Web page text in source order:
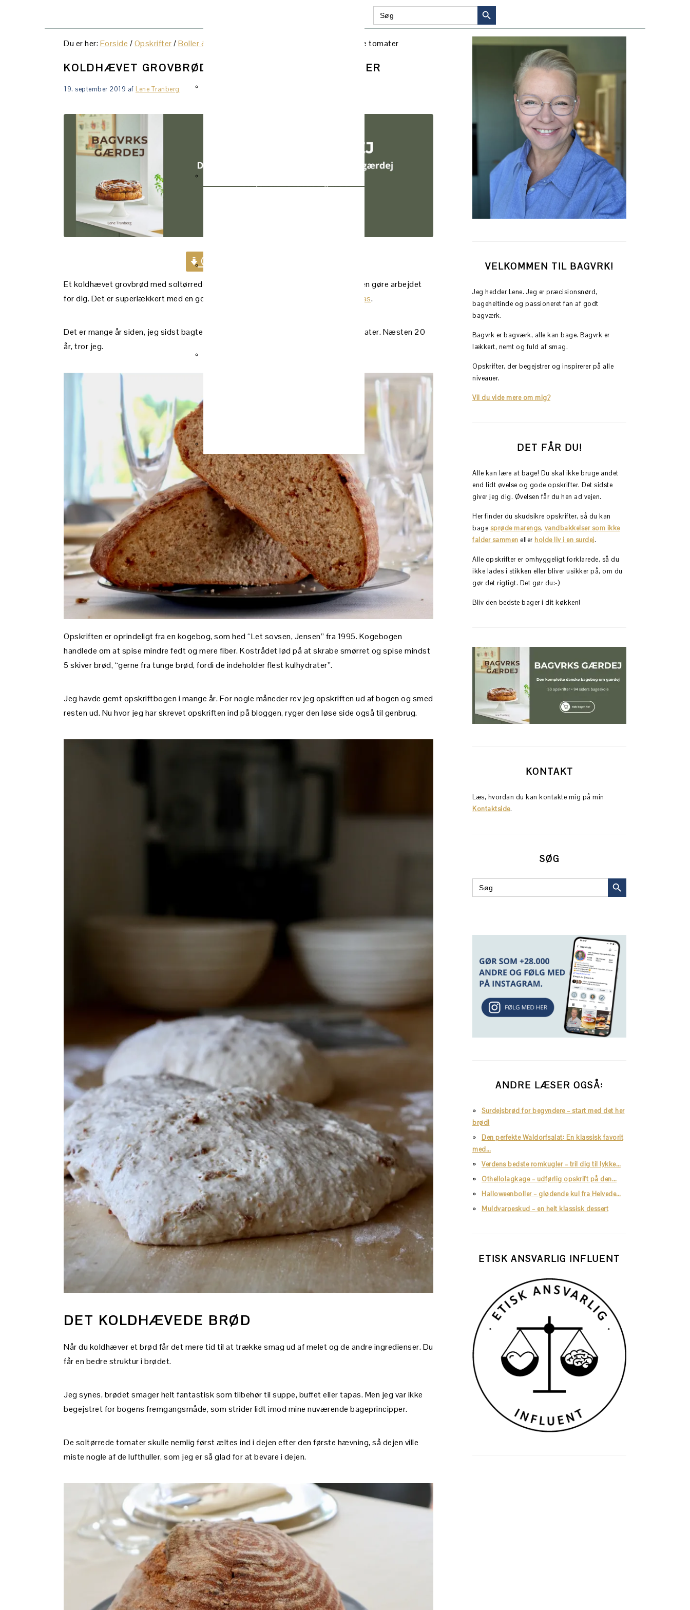
MENU:
SOCIAL
Search
for:
SEARCH BUTTON
Du er her:Forside /Opskrifter/Boller & brød Koldhævet grovbrød med soltørrede tomater
KOLDHÆVET GROVBRØD MED SOLTØRREDE TOMATER
19. september 2019 af Lene Tranberg
Gå direkte til opskrift
Et koldhævet grovbrød med soltørrede tomater er nemt at bage, bare du lader tiden gøre arbejdet
for dig. Det er superlækkert med en god smag af tomat – og passer perfekt til
tapas.
Det er mange år siden, jeg sidst bagte et koldhævet grovbrød med soltørrede tomater. Næsten 20
år, tror jeg.
Opskriften er oprindeligt fra en kogebog, som hed “Let sovsen, Jensen” fra 1995. Kogebogen
handlede om at spise mindre fedt og mere fiber. Kostrådet lød på at skrabe smørret og spise mindst
5 skiver brød, “gerne fra tunge brød, fordi de indeholder flest kulhydrater”.
Jeg havde gemt opskriftbogen i mange år. For nogle måneder rev jeg opskriften ud af bogen og smed
resten ud. Nu hvor jeg har skrevet opskriften ind på bloggen, ryger den løse side også til genbrug.
DET KOLDHÆVEDE BRØD
Når du koldhæver et brød får det mere tid til at trække smag ud af melet og de andre ingredienser. Du
får en bedre struktur i brødet.
Jeg synes, brødet smager helt fantastisk som tilbehør til suppe, buffet eller tapas. Men jeg var ikke
begejstret for bogens fremgangsmåde, som strider lidt imod mine nuværende bageprincipper.
De soltørrede tomater skulle nemlig først æltes ind i dejen efter den første hævning, så dejen ville
miste nogle af de lufthuller, som jeg er så glad for at bevare i dejen.
PRIMÆR
SIDEBAR
VELKOMMEN TIL BAGVRK!
Jeg hedder Lene. Jeg er præcisionsnørd,
bageheltinde og passioneret fan af godt
bagværk.
Bagvrk er bagværk, alle kan bage. Bagvrk er
lækkert, nemt og fuld af smag.
Opskrifter, der begejstrer og inspirerer på alle
niveauer.
Vil du vide mere om mig?
DET FÅR DU!
Alle kan lære at bage! Du skal ikke bruge andet
end lidt øvelse og gode opskrifter. Det sidste
giver jeg dig. Øvelsen får du hen ad vejen.
Her finder du skudsikre opskrifter, så du kan
bage sprøde marengs, vandbakkelser som ikke
falder sammen eller holde liv i en surdej.
Alle opskrifter er omhyggeligt forklarede, så du
ikke lades i stikken eller bliver usikker på, om du
gør det rigtigt. Det gør du:-)
Bliv den bedste bager i dit køkken!
KONTAKT
Læs, hvordan du kan kontakte mig på min
Kontaktside.
SØG
Search
for:
SEARCH BUTTON
ANDRE LÆSER OGSÅ:
Surdejsbrød for begyndere – start med det her
brød!
Den perfekte Waldorfsalat: En klassisk favorit
med…
Verdens bedste romkugler – tril dig til lykke…
Othellolagkage – udførlig opskrift på den…
Halloweenboller – glødende kul fra Helvede…
Muldvarpeskud – en helt klassisk dessert
ETISK ANSVARLIG INFLUENT